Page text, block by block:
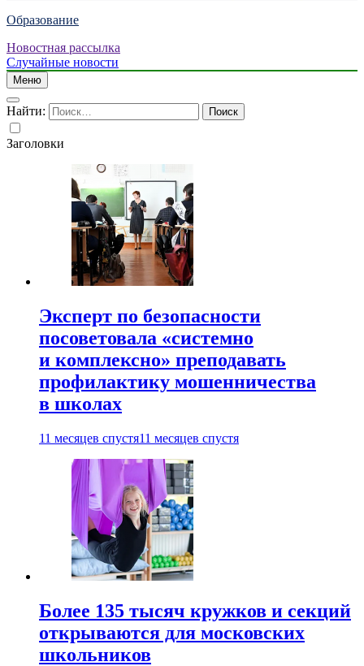
Образование
Новостная рассылка
Случайные новости
Меню
Найти:
Заголовки
Эксперт по безопасности
посоветовала «системно
и комплексно» преподавать
профилактику мошенничества
в школах
11 месяцев спустя11 месяцев спустя
Более 135 тысяч кружков и секций
открываются для московских
школьников